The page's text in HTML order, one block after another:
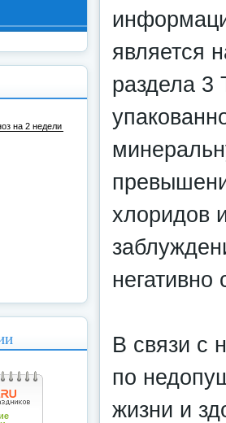
является
раздела
хлоридов
негативно
В связи с
по
жизни и